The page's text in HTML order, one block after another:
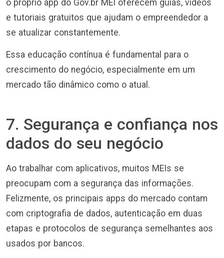
o próprio app do Gov.br MEI oferecem guias, vídeos
e tutoriais gratuitos que ajudam o empreendedor a
se atualizar constantemente.
Essa educação contínua é fundamental para o
crescimento do negócio, especialmente em um
mercado tão dinâmico como o atual.
7. Segurança e confiança nos
dados do seu negócio
Ao trabalhar com aplicativos, muitos MEIs se
preocupam com a segurança das informações.
Felizmente, os principais apps do mercado contam
com criptografia de dados, autenticação em duas
etapas e protocolos de segurança semelhantes aos
usados por bancos.